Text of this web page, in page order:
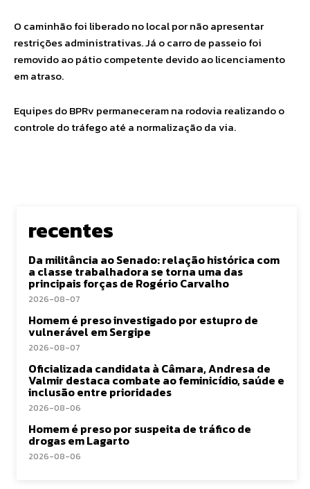
O caminhão foi liberado no local por não apresentar
restrições administrativas. Já o carro de passeio foi
removido ao pátio competente devido ao licenciamento
em atraso.
Equipes do BPRv permaneceram na rodovia realizando o
controle do tráfego até a normalização da via.
recentes
Da militância ao Senado: relação histórica com
a classe trabalhadora se torna uma das
principais forças de Rogério Carvalho
2026-08-07
Homem é preso investigado por estupro de
vulnerável em Sergipe
2026-08-07
Oficializada candidata à Câmara, Andresa de
Valmir destaca combate ao feminicídio, saúde e
inclusão entre prioridades
2026-08-06
Homem é preso por suspeita de tráfico de
drogas em Lagarto
2026-08-06